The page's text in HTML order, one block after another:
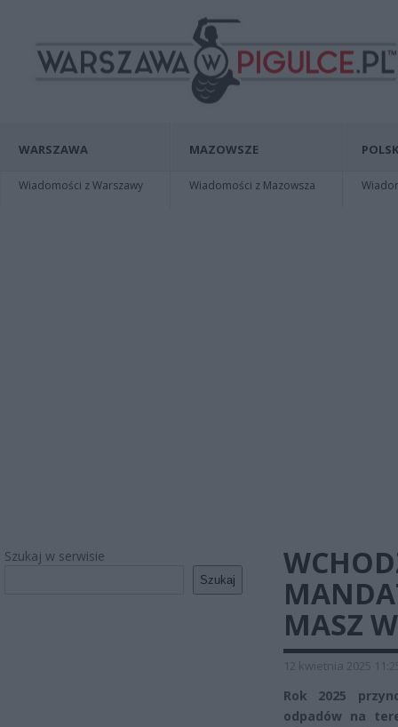
WARSZAWA
Wiadomości z Warszawy
MAZOWSZE
Wiadomości z Mazowsza
Szukaj w serwisie
Szukaj
MASZ
12 kwietnia 2025
Rok 2025
odpadów na